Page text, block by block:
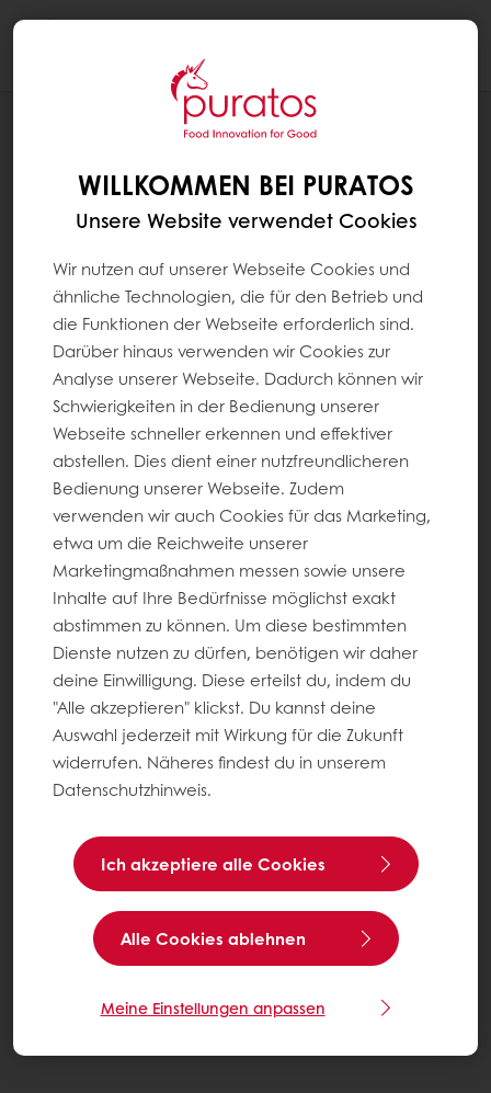
NEUIGKEITEN
WILLKOMMEN BEI PURATOS
Unsere Website verwendet Cookies
Wir nutzen auf unserer Webseite Cookies und
ähnliche Technologien, die für den Betrieb und
die Funktionen der Webseite erforderlich sind.
Darüber hinaus verwenden wir Cookies zur
Analyse unserer Webseite. Dadurch können wir
Schwierigkeiten in der Bedienung unserer
Webseite schneller erkennen und effektiver
abstellen. Dies dient einer nutzfreundlicheren
Bedienung unserer Webseite. Zudem
verwenden wir auch Cookies für das Marketing,
etwa um die Reichweite unserer
Marketingmaßnahmen messen sowie unsere
Inhalte auf Ihre Bedürfnisse möglichst exakt
abstimmen zu können. Um diese bestimmten
Dienste nutzen zu dürfen, benötigen wir daher
deine Einwilligung. Diese erteilst du, indem du
"Alle akzeptieren" klickst. Du kannst deine
Auswahl jederzeit mit Wirkung für die Zukunft
widerrufen. Näheres findest du in unserem
Datenschutzhinweis.
Ich akzeptiere alle Cookies
Alle Cookies ablehnen
Meine Einstellungen anpassen